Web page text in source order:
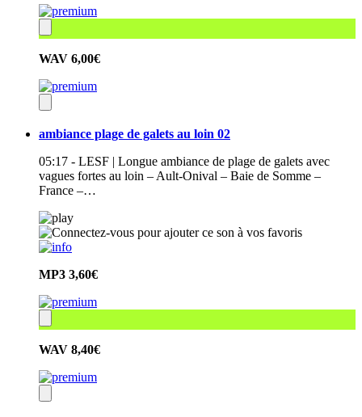
WAV 6,00€
ambiance plage de galets au loin 02
05:17 - LESF | Longue ambiance de plage de galets avec
vagues fortes au loin – Ault-Onival – Baie de Somme –
France –…
MP3 3,60€
WAV 8,40€